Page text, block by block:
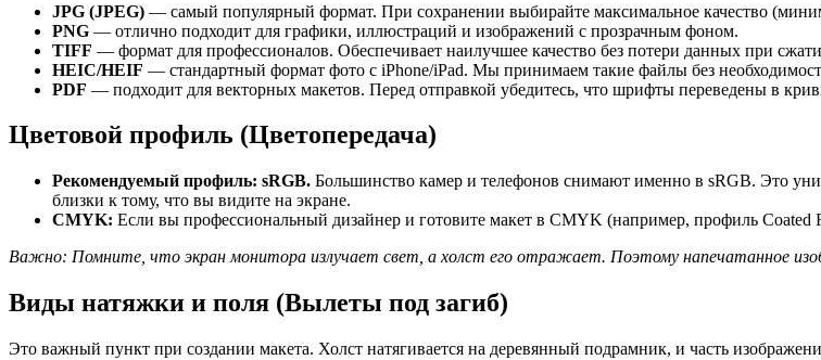
JPG (JPEG) — самый популярный формат. При сохранении выбирайте максимальное качество
PNG — отлично подходит для графики, иллюстраций и изображений с прозрачным фоном.
TIFF — формат для профессионалов. Обеспечивает наилучшее качество без потери данных при
HEIC/HEIF — стандартный формат фото с iPhone/iPad. Мы принимаем такие файлы без
PDF — подходит для векторных макетов. Перед отправкой убедитесь, что шрифты переведены в
Цветовой профиль (Цветопередача)
Рекомендуемый профиль: sRGB. Большинство камер и телефонов снимают именно в sRGB. Это
близки к тому, что вы видите на экране.
CMYK: Если вы профессиональный дизайнер и готовите макет в CMYK (например, профиль
Важно: Помните, что экран монитора излучает свет, а холст его отражает. Поэтому напечатанное
Виды натяжки и поля (Вылеты под загиб)
Это важный пункт при создании макета. Холст натягивается на деревянный подрамник, и часть